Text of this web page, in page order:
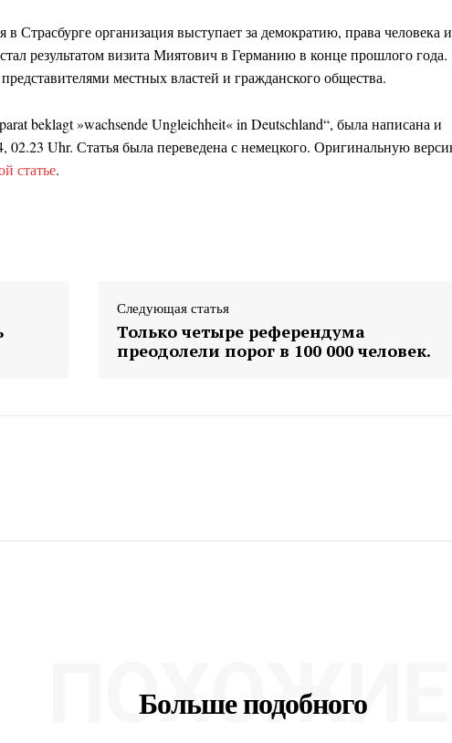
Страсбурге организация выступает за демократию, права человека и
результатом визита Миятович в Германию в конце прошлого года.
местных властей и гражданского общества.
beklagt »wachsende Ungleichheit« in Deutschland“, была написана и
02.23 Uhr. Статья была переведена с немецкого. Оригинальную
статье.
Следующая статья
Только четыре референдума
преодолели порог в 100 000 человек.
Больше подобного
ПОХОЖИЕ